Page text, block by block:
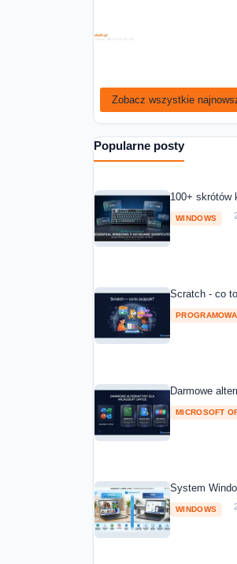
Zobacz wszystkie
Popularne posty
100+ skrótów
WINDOWS
Scratch - co
Darmowe
MICROSOFT
System
WINDOWS